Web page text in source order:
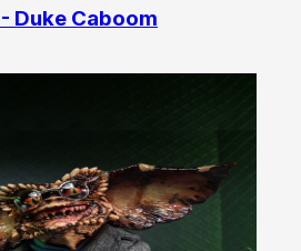
Duke Caboom